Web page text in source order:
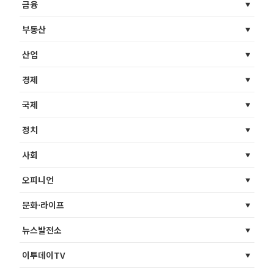
금융
부동산
산업
경제
국제
정치
사회
오피니언
문화·라이프
뉴스발전소
이투데이TV